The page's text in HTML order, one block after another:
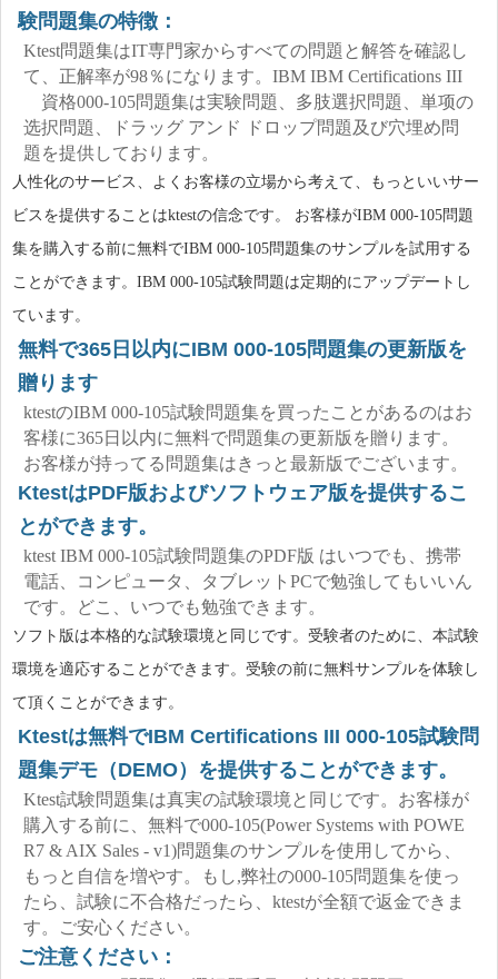
験問題集の特徴：
Ktest問題集はIT専門家からすべての問題と解答を確認し
て、正解率が98％になります。IBM IBM Certifications III
資格000-105問題集は実験問題、多肢選択問題、単项の
选択問題、ドラッグ アンド ドロップ問題及び穴埋め問
題を提供しております。
人性化のサービス、よくお客様の立場から考えて、もっといいサー
ビスを提供することはktestの信念です。 お客様がIBM 000-105問題
集を購入する前に無料でIBM 000-105問題集のサンプルを試用する
ことができます。IBM 000-105試験問題は定期的にアップデートし
ています。
無料で365日以内にIBM 000-105問題集の更新版を
贈ります
ktestのIBM 000-105試験問題集を買ったことがあるのはお
客様に365日以内に無料で問題集の更新版を贈ります。
お客様が持ってる問題集はきっと最新版でございます。
KtestはPDF版およびソフトウェア版を提供するこ
とができます。
ktest IBM 000-105試験問題集のPDF版 はいつでも、携帯
電話、コンピュータ、タブレットPCで勉強してもいいん
です。どこ、いつでも勉強できます。
ソフト版は本格的な試験環境と同じです。受験者のために、本試験
環境を適応することができます。受験の前に無料サンプルを体験し
て頂くことができます。
Ktestは無料でIBM Certifications III 000-105試験問
題集デモ（DEMO）を提供することができます。
Ktest試験問題集は真実の試験環境と同じです。お客様が
購入する前に、無料で000-105(Power Systems with POWE
R7 & AIX Sales - v1)問題集のサンプルを使用してから、
もっと自信を増やす。もし,弊社の000-105問題集を使っ
たら、試験に不合格だったら、ktestが全額で返金できま
す。ご安心ください。
ご注意ください：